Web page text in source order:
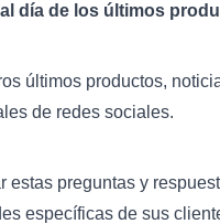
día de los últimos
últimos productos,
de redes sociales.
estas preguntas y
específicas de sus